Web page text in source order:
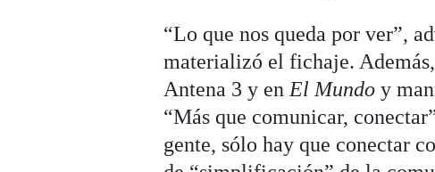
“Lo que nos queda por ver”,
materializó el fichaje.
Antena 3 y en El Mundo y
“Más que comunicar,
gente, sólo hay que conectar